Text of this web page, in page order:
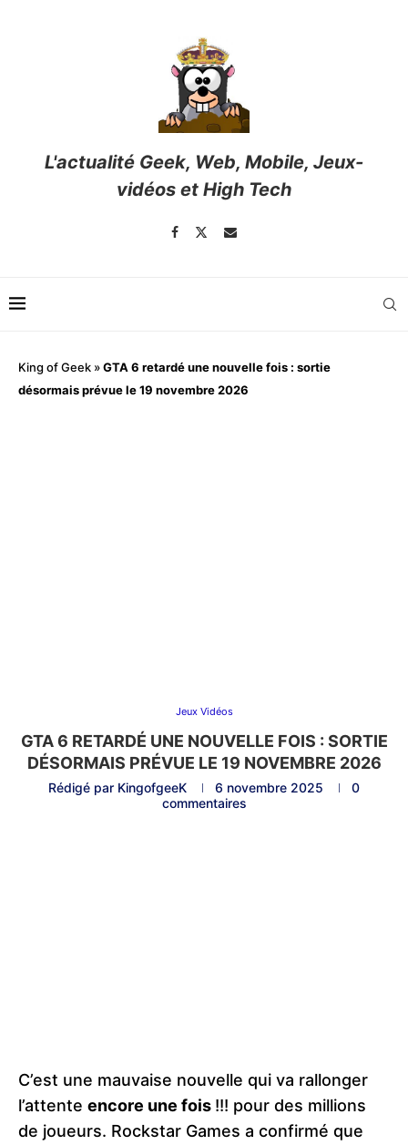
L'actualité Geek, Web, Mobile, Jeux-
vidéos et High Tech
King of Geek »GTA 6 retardé une nouvelle fois : sortie
désormais prévue le 19 novembre 2026
Jeux Vidéos
GTA 6 RETARDÉ UNE NOUVELLE FOIS : SORTIE
DÉSORMAIS PRÉVUE LE 19 NOVEMBRE 2026
Rédigé par KingofgeeK 6 novembre 2025
0
commentaires
C’est une mauvaise nouvelle qui va rallonger
l’attente encore une fois !!! pour des millions
de joueurs. Rockstar Games a confirmé que